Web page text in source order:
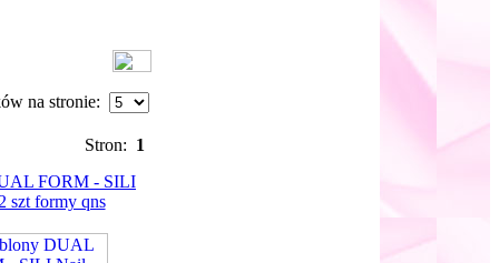
na stronie:
Stron: 1
FORM - SILI
szt formy qns